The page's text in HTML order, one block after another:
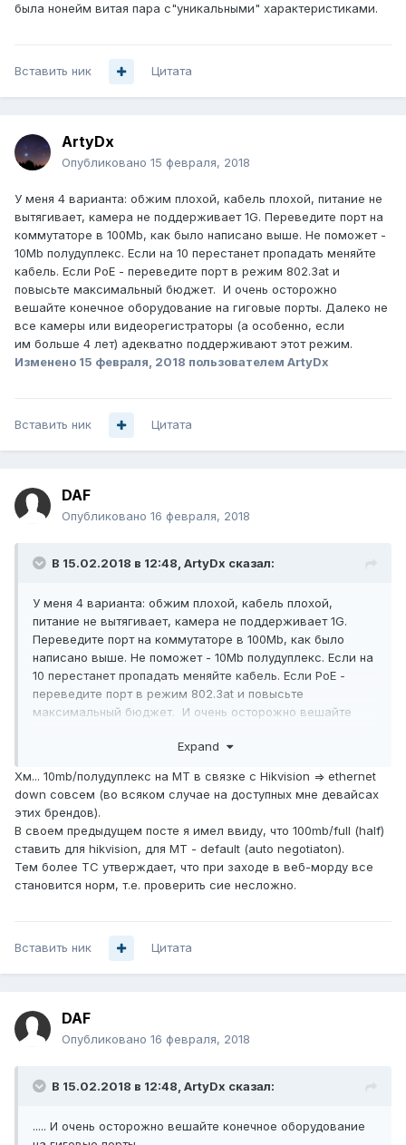
была нонейм витая пара с"уникальными" характеристиками.
Вставить ник Цитата
ArtyDx
Опубликовано 15 февраля, 2018
У меня 4 варианта: обжим плохой, кабель плохой, питание не
вытягивает, камера не поддерживает 1G. Переведите порт на
коммутаторе в 100Мb, как было написано выше. Не поможет -
10Мb полудуплекс. Если на 10 перестанет пропадать меняйте
кабель. Если PoE - переведите порт в режим 802.3at и
повысьте максимальный бюджет. И очень осторожно
вешайте конечное оборудование на гиговые порты. Далеко не
все камеры или видеорегистраторы (а особенно, если
им больше 4 лет) адекватно поддерживают этот режим.
Изменено 15 февраля, 2018 пользователем ArtyDx
Вставить ник Цитата
DAF
Опубликовано 16 февраля, 2018
В 15.02.2018 в 12:48, ArtyDx сказал:
У меня 4 варианта: обжим плохой, кабель плохой,
питание не вытягивает, камера не поддерживает 1G.
Переведите порт на коммутаторе в 100Мb, как было
написано выше. Не поможет - 10Мb полудуплекс. Если на
10 перестанет пропадать меняйте кабель. Если PoE -
переведите порт в режим 802.3at и повысьте
максимальный бюджет. И очень осторожно вешайте
камеры или видеорегистраторы (а особенно, если
Expand
Хм... 10mb/полудуплекс на МТ в связке с Hikvision => ethernet
down совсем (во всяком случае на доступных мне девайсах
этих брендов).
В своем предыдущем посте я имел ввиду, что 100mb/full (half)
ставить для hikvision, для MT - default (auto negotiaton).
Тем более ТС утверждает, что при заходе в веб-морду все
становится норм, т.е. проверить сие несложно.
Вставить ник Цитата
DAF
Опубликовано 16 февраля, 2018
В 15.02.2018 в 12:48, ArtyDx сказал:
..... И очень осторожно вешайте конечное оборудование